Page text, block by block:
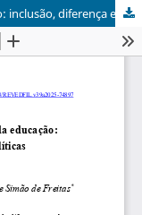
Um espectro ronda o mundo da educação: inclusão, diferença e cosmopolíticas